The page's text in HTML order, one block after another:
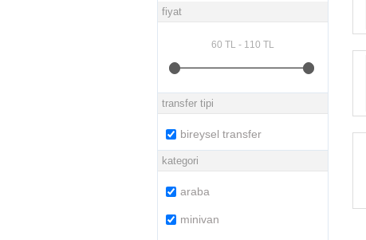
fiyat
transfer tipi
bireysel transfer
kategori
araba
minivan